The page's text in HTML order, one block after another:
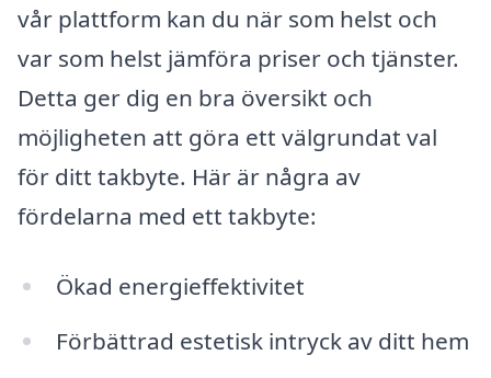
vår plattform kan du när som helst och
var som helst jämföra priser och tjänster.
Detta ger dig en bra översikt och
möjligheten att göra ett välgrundat val
för ditt takbyte. Här är några av
fördelarna med ett takbyte:
Ökad energieffektivitet
Förbättrad estetisk intryck av ditt hem